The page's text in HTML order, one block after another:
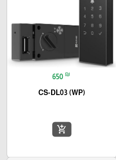
650 ₪
CS-DL03 (WP)
add_shopping_cart